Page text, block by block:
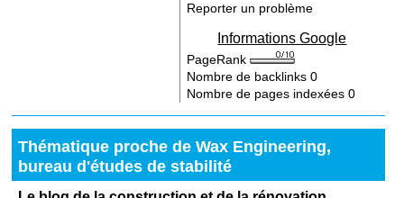
Reporter un problème
Informations Google
PageRank
Nombre de backlinks0
Nombre de pages indexées0
Thématique proche de Wax Engineering,
bureau d'études de stabilité